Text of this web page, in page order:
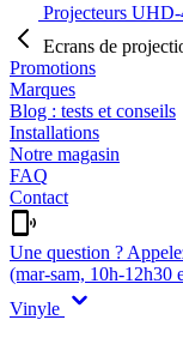
Projecteurs
Ecrans de
Promotions
Marques
Blog : tests et conseils
Installations
Notre magasin
FAQ
Contact
Une question ?
(mar-sam, 10h-12h30
Vinyle